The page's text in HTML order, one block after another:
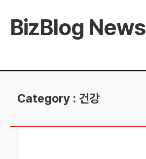
BizBlog News
Category : 건강